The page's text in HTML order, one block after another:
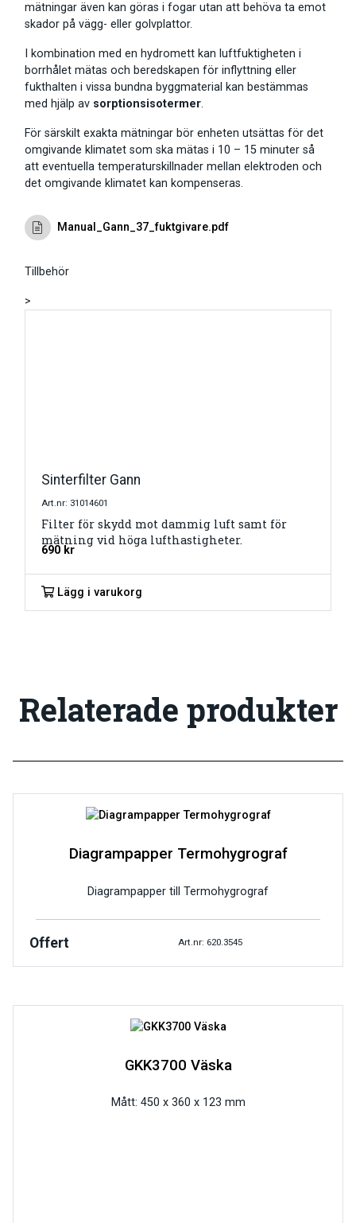
mätningar även kan göras i fogar utan att behöva ta emot
skador på vägg- eller golvplattor.
I kombination med en hydromett kan luftfuktigheten i
borrhålet mätas och beredskapen för inflyttning eller
fukthalten i vissa bundna byggmaterial kan bestämmas
med hjälp av sorptionsisotermer.
För särskilt exakta mätningar bör enheten utsättas för det
omgivande klimatet som ska mätas i 10 – 15 minuter så
att eventuella temperaturskillnader mellan elektroden och
det omgivande klimatet kan kompenseras.
Manual_Gann_37_fuktgivare.pdf
Tillbehör
>
Sinterfilter Gann
Art.nr: 31014601
Filter för skydd mot dammig luft samt för
mätning vid höga lufthastigheter.
690 kr
Lägg i varukorg
Relaterade produkter
Diagrampapper Termohygrograf
Diagrampapper till Termohygrograf
Offert Art.nr: 620.3545
GKK3700 Väska
Mått: 450 x 360 x 123 mm